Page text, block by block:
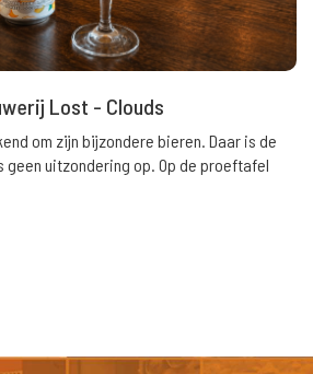
Lost - Clouds
om zijn bijzondere bieren. Daar is de
geen uitzondering op. Op de proeftafel